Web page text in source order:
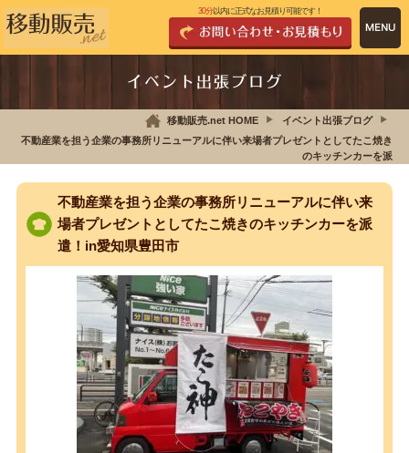
30分以内に正式なお見積り可能です！
イベント出張ブログ
移動販売.net HOME
イベント出張ブログ
不動産業を担う企業の事務所リニューアルに伴い来場者プレゼントとしてたこ焼き
のキッチンカーを派
不動産業を担う企業の事務所リニューアルに伴い来
場者プレゼントとしてたこ焼きのキッチンカーを派
遣！in愛知県豊田市